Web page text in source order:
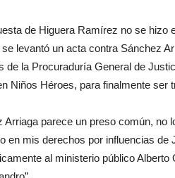
de Higuera Ramírez no se hizo
se levantó un acta contra Sánchez
de la Procuraduría General de
Niños Héroes, para finalmente ser
Arriaga parece un preso común, no
en mis derechos por influencias
al ministerio público